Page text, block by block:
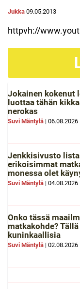
Jukka 09.05.2013
httpvh://
Jokainen kokenut
luottaa tähän
nerokas
Suvi Mäntylä | 06.08.2026
Jenkkisivusto
erikoisimmat
monessa olet
Suvi Mäntylä | 04.08.2026
Onko tässä
matkakohde?
kuninkaallisia
Suvi Mäntylä | 02.08.2026